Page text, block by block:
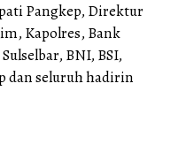
Pangkep, Direktur
Kapolres, Bank
BNI, BSI,
dan seluruh hadirin